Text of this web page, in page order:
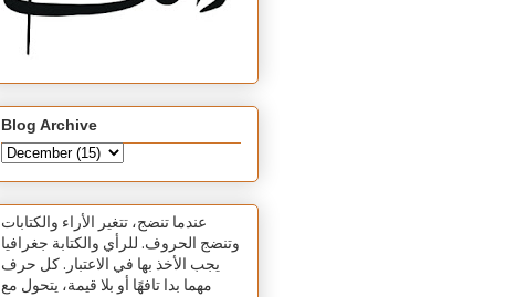
Blog Archive
عندما تنضج، تتغير الأراء والكتابات
وتنضج الحروف. للرأي والكتابة جغرافيا
يجب الأخذ بها في الاعتبار. كل حرف
مهما بدا تافهًا أو بلا قيمة، يتحول مع